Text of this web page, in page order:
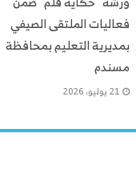
فعاليات الملتقى الصيفي
بمديرية التعليم بمحافظة
مسندم
21 يوليو، 2026